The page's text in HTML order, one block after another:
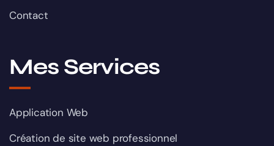
Contact
Mes Services
Application Web
Création de site web professionnel